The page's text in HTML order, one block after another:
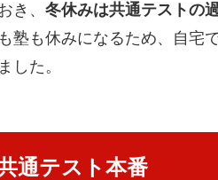
き、 冬休みは共通テストの
塾も休みになるため、自宅
した。
通テスト本番